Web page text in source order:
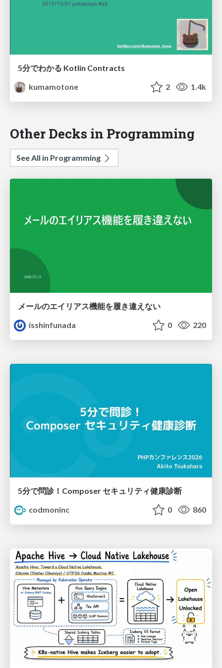
5分でわかる Kotlin Contracts
kumamotone
2 1.4k
Other Decks in Programming
See All in Programming
メールのエイリアス機能を履き違えない
isshinfunada
0 220
5分で問診！Composer セキュリティ健康診断
codmoninc
0 860